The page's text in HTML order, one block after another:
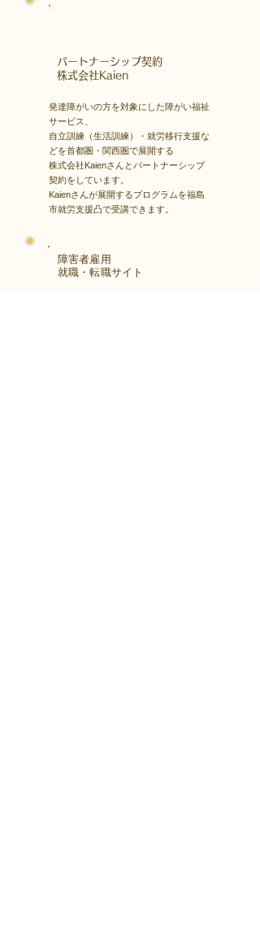
​パートナーシップ契約
​株式会社Kaien
発達障がいの方を対象にした障がい福祉
サービス、
自立訓練（生活訓練）・就労移行支援な
どを首都圏・関西圏で展開する
株式会社Kaienさんとパートナーシップ
契約をしています。
Kaienさんが展開するプログラムを福島
市就労支援凸で受講できます。
障害者雇用
​就職・転職サイト